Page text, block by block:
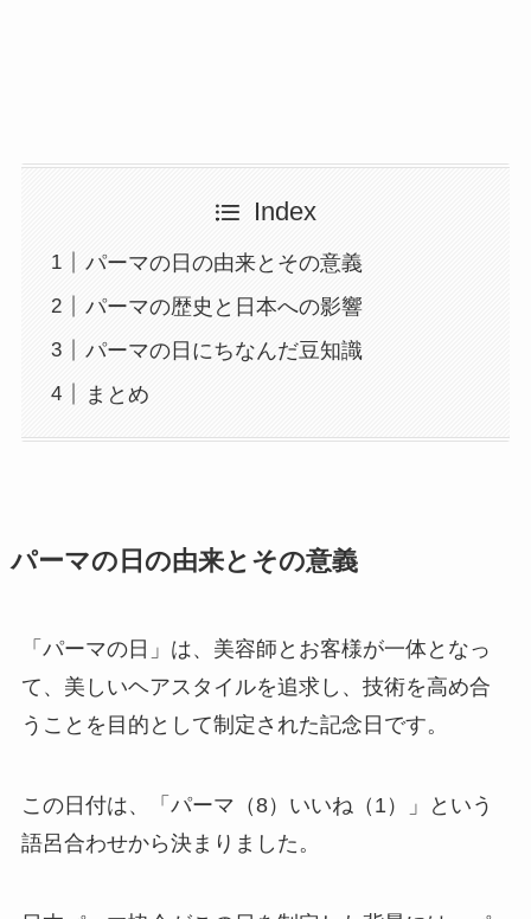
Index
パーマの日の由来とその意義
パーマの歴史と日本への影響
パーマの日にちなんだ豆知識
まとめ
パーマの日の由来とその意義
「パーマの日」は、美容師とお客様が一体となっ
て、美しいヘアスタイルを追求し、技術を高め合
うことを目的として制定された記念日です。
この日付は、「パーマ（8）いいね（1）」という
語呂合わせから決まりました。